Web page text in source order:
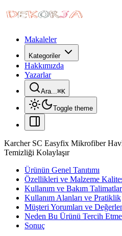
Makaleler
Kategoriler
Hakkımızda
Yazarlar
Ara...⌘K
Toggle theme
Karcher SC Easyfix Mikrofiber
Temizliği Kolaylaşır
Ürünün Genel Tanıtımı
Özellikleri ve Malzeme
Kullanım ve Bakım
Kullanım Alanları ve Pratiklik
Müşteri Yorumları ve
Neden Bu Ürünü Tercih
Sonuç